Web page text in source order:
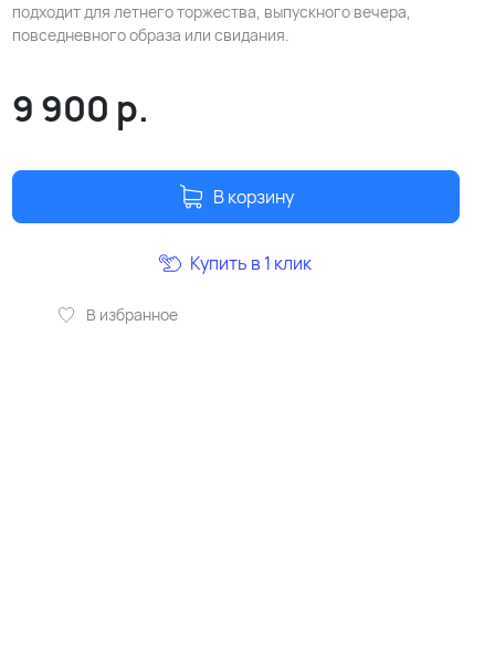
подходит для летнего торжества, выпускного вечера,
повседневного образа или свидания.
9 900 р.
В корзину
В избранное
Купить в 1 клик